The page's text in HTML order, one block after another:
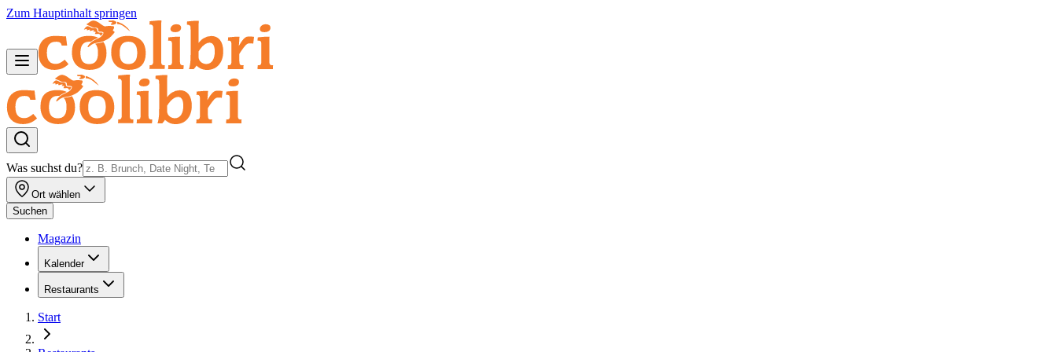
Zum Hauptinhalt springen
Was suchst du?
Ort wählen
Suchen
Magazin
Kalender
Restaurants
Start